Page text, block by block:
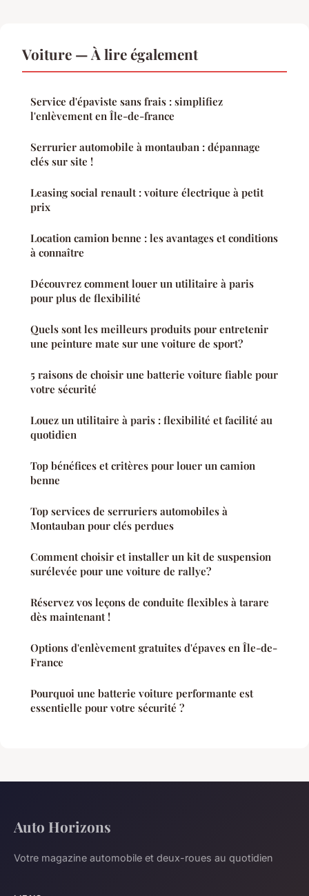
Voiture — À lire également
Service d'épaviste sans frais : simplifiez
l'enlèvement en Île-de-france
Serrurier automobile à montauban : dépannage
clés sur site !
Leasing social renault : voiture électrique à petit
prix
Location camion benne : les avantages et conditions
à connaître
Découvrez comment louer un utilitaire à paris
pour plus de flexibilité
Quels sont les meilleurs produits pour entretenir
une peinture mate sur une voiture de sport?
5 raisons de choisir une batterie voiture fiable pour
votre sécurité
Louez un utilitaire à paris : flexibilité et facilité au
quotidien
Top bénéfices et critères pour louer un camion
benne
Top services de serruriers automobiles à
Montauban pour clés perdues
Comment choisir et installer un kit de suspension
surélevée pour une voiture de rallye?
Réservez vos leçons de conduite flexibles à tarare
dès maintenant !
Options d'enlèvement gratuites d'épaves en Île-de-
France
Pourquoi une batterie voiture performante est
essentielle pour votre sécurité ?
Auto Horizons
Votre magazine automobile et deux-roues au quotidien